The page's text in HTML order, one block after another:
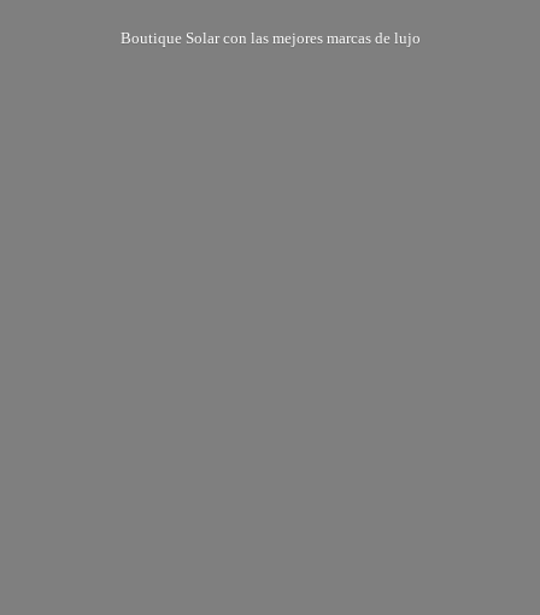
Boutique Solar con las mejores marcas de lujo